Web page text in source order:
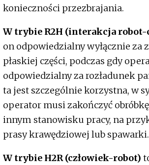
konieczności przezbrajania.
W trybie R2H (interakcja robot-
on odpowiedzialny wyłącznie za
płaskiej części, podczas gdy
odpowiedzialny za rozładunek
ta jest szczególnie korzystna, w
operator musi zakończyć
innym stanowisku pracy, na
prasy krawędziowej lub spawarki.
W trybie H2R (człowiek-robot)